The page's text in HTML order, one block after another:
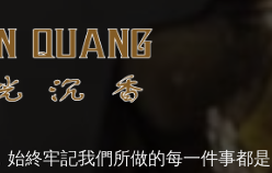
，始終牢記我們所做的每一件事都是